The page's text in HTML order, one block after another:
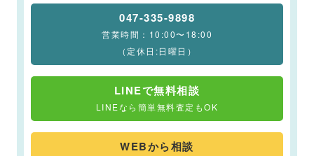
047-335-9898
営業時間：10:00〜18:00
（定休日:日曜日）
LINEで無料相談
LINEなら簡単無料査定もOK
WEBから相談